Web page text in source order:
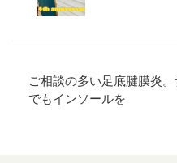
ご相談の多い足底腱膜炎
でもインソールを